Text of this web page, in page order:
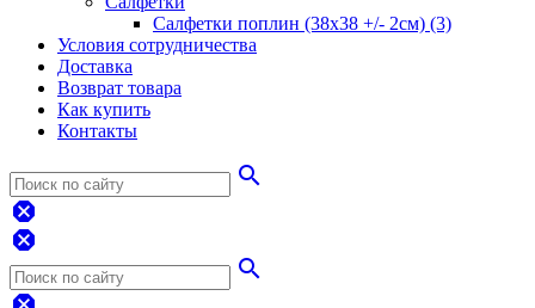
Салфетки поплин (38х38 +/- 2см) (3)
Условия сотрудничества
Доставка
Возврат товара
Как купить
Контакты
search
dangerous
dangerous
search